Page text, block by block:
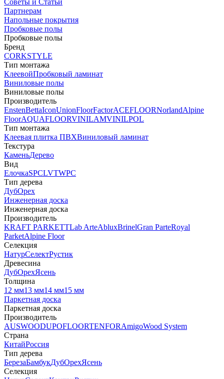
Советы и Статьи
Партнерам
Напольные покрытия
Пробковые полы
Пробковые полы
Бренд
CORKSTYLE
Тип монтажа
КлеевойПробковый ламинат
Виниловые полы
Виниловые полы
Производитель
EnstenBettaIconUnionFloorFactorACEFLOORNorlandAlpine
FloorAQUAFLOORVINILAMVINILPOL
Тип монтажа
Клеевая плитка ПВХВиниловый ламинат
Текстура
КаменьДерево
Вид
ЕлочкаSPCLVTWPC
Тип дерева
ДубОрех
Инженерная доска
Инженерная доска
Производитель
KRAFT PARKETTLab ArteAbluxBrinelGran ParteRoyal
ParketAlpine Floor
Селекция
НатурСелектРустик
Древесина
ДубОрехЯсень
Толщина
12 мм13 мм14 мм15 мм
Паркетная доска
Паркетная доска
Производитель
AUSWOODUPOFLOORTENFORAmigoWood System
Страна
КитайРоссия
Тип дерева
БерезаБамбукДубОрехЯсень
Селекция